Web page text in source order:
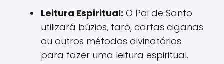
Leitura Espiritual: O Pai de Santo
utilizará búzios, tarô, cartas ciganas
ou outros métodos divinatórios
para fazer uma leitura espiritual.